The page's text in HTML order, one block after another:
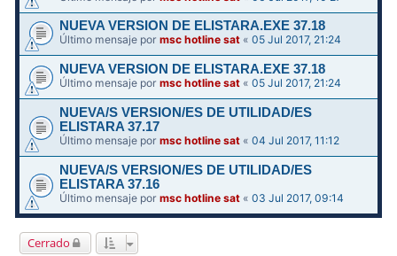
NUEVA VERSION DE ELISTARA.EXE 37.18
Último mensaje pormsc hotline sat «05 Jul 2017, 21:24
NUEVA VERSION DE ELISTARA.EXE 37.18
Último mensaje pormsc hotline sat «05 Jul 2017, 21:24
NUEVA/S VERSION/ES DE UTILIDAD/ES
ELISTARA 37.17
Último mensaje pormsc hotline sat «04 Jul 2017, 11:12
NUEVA/S VERSION/ES DE UTILIDAD/ES
ELISTARA 37.16
Último mensaje pormsc hotline sat «03 Jul 2017, 09:14
Cerrado